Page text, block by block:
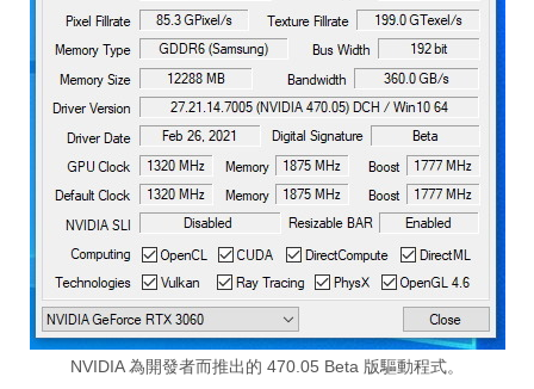
NVIDIA 為開發者而推出的 470.05 Beta 版驅動程式。